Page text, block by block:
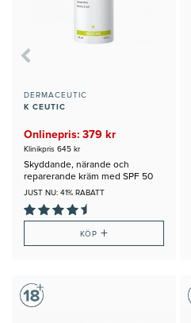
DERMACEUTIC
K CEUTIC
Onlinepris: 379 kr
Klinikpris 645 kr
Skyddande, närande och
reparerande kräm med SPF 50
JUST NU: 41% RABATT
KÖP +